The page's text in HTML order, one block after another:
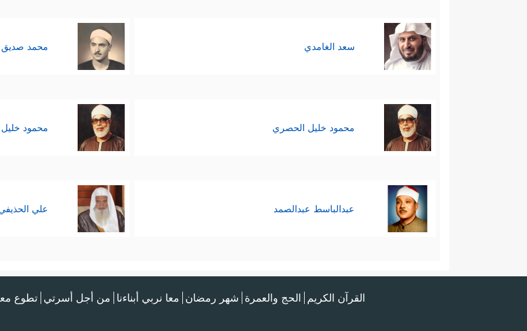
سعد الغامدي محمد صديق
محمود خليل الحصري محمود
عبدالباسط عبدالصمد علي
القرآن الكريم الحج والعمرة شهر رمضان معا نربي أبناءنا من أجل أسرتي تطوع